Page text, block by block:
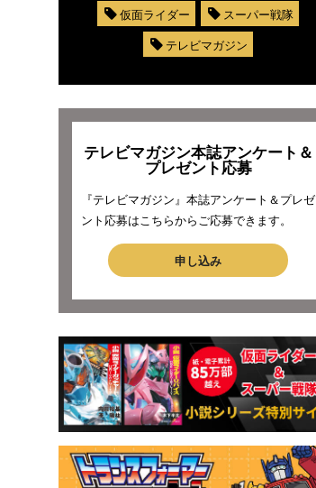
仮面ライダー
スーパー戦隊
テレビマガジン
テレビマガジン本誌アンケート＆
プレゼント応募
『テレビマガジン』本誌アンケート＆プレゼ
ント応募はこちらからご応募できます。
申し込み